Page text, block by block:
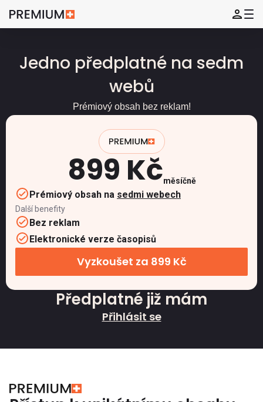
Jedno předplatné na sedm
webů
Prémiový obsah bez reklam!
899 Kčměsíčně
Prémiový obsah na sedmi webech
Další benefity
Bez reklam
Elektronické verze časopisů
Vyzkoušet za 899 Kč
Předplatné již mám
Přihlásit se